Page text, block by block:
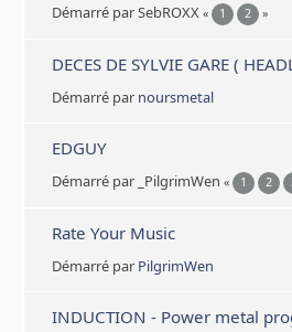
Démarré par SebROXX « 1 2 »
DECES DE SYLVIE GARE (
Démarré par noursmetal
EDGUY
Démarré par _PilgrimWen « 1 2
Rate Your Music
Démarré par PilgrimWen
INDUCTION - Power metal